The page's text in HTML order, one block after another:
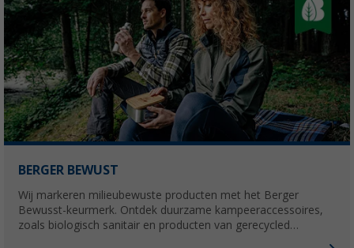
BERGER BEWUST
Wij markeren milieubewuste producten met het Berger
Bewusst-keurmerk. Ontdek duurzame kampeeraccessoires,
zoals biologisch sanitair en producten van gerecycled